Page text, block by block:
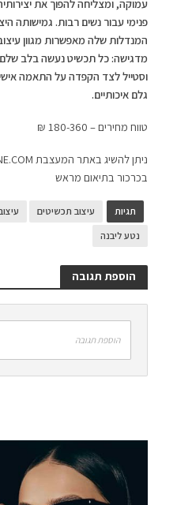
עמוקה, ומצליחה להפוך את
פנימי עבור נשים רבות. גמישותה
המנדלות שלה מאפשרות מגוון
מדגישה: כל תכשיט נעשה בלב שלם,
וסטייל לצד הקפדה על התאמה
גלם איכותיים.
טווח מחירים – 180-360 ₪
בכרכור בתיאום מראש
תגיות עיצוב תכשיטים
נטע ליבנה
הוספת תגובה
הוספת תגובה